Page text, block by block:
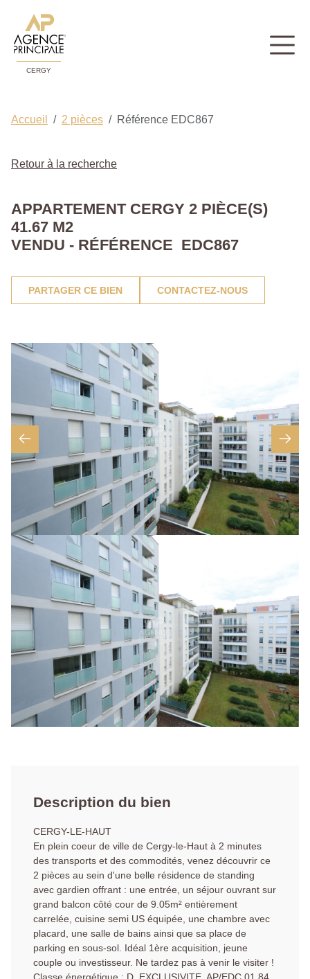
CERGY
Accueil 2 pièces Référence EDC867
Retour à la recherche
APPARTEMENT CERGY 2 PIÈCE(S)
41.67 M2
VENDU - RÉFÉRENCE EDC867
PARTAGER CE BIEN CONTACTEZ-NOUS
Description du bien
CERGY-LE-HAUT
En plein coeur de ville de Cergy-le-Haut à 2 minutes
des transports et des commodités, venez découvrir ce
2 pièces au sein d'une belle résidence de standing
avec gardien offrant : une entrée, un séjour ouvrant sur
grand balcon côté cour de 9.05m² entièrement
carrelée, cuisine semi US équipée, une chambre avec
placard, une salle de bains ainsi que sa place de
parking en sous-sol. Idéal 1ère acquisition, jeune
couple ou investisseur. Ne tardez pas à venir le visiter !